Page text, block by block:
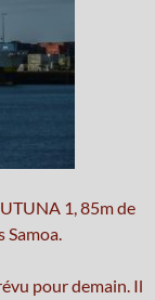
1, 85m de
Samoa.
pour demain. Il